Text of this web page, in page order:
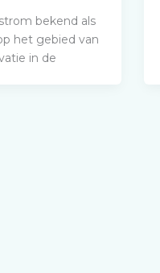
bekend als
het gebied van
in de